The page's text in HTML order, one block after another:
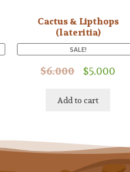
Cactus & Lipthops
(lateritia)
SALE!
$6.000 $5.000
Add to cart